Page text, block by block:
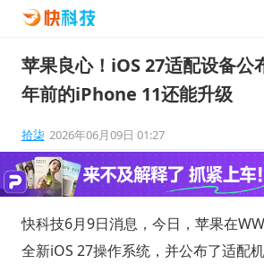
苹果良心！iOS 27适配设备公
年前的iPhone 11还能升级
拾柒 2026年06月09日 01:27
快科技6月9日消息，今日，苹果在
全新iOS 27操作系统，并公布了适配机